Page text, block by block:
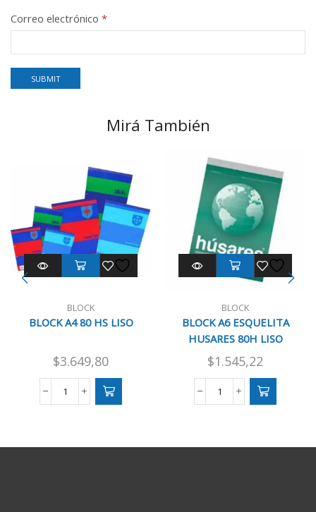
Correo electrónico *
Mirá También
BLOCK
BLOCK A4 80 HS LISO
$3.649,80
BLOCK
LISO
BLOCK
BLOCK A6 ESQUELITA
HUSARES 80H LISO
$1.545,22
BLOCK
80H